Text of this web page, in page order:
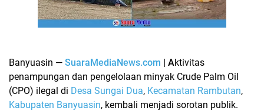
Banyuasin — SuaraMediaNews.com | Aktivitas
penampungan dan pengelolaan minyak Crude Palm Oil
(CPO) ilegal di Desa Sungai Dua, Kecamatan Rambutan,
Kabupaten Banyuasin, kembali menjadi sorotan publik.